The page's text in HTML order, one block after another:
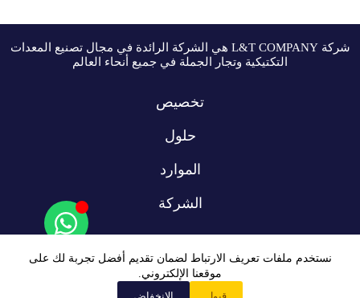
نستخدم ملفات تعريف الارتباط لضمان تقديم أفضل تجربة لك على
موقعنا الإلكتروني.
قبول الانخفاض
شركة L&T COMPANY هي الشركة الرائدة في مجال تصنيع المعدات
التكتيكية وتجار الجملة في جميع أنحاء العالم
تخصيص
حلول
الموارد
الشركة